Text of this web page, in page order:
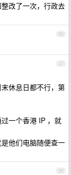
改了一次，行政去
26
27
休息日都不行，第
一个香港 IP ，就
他们电脑随便查一
28